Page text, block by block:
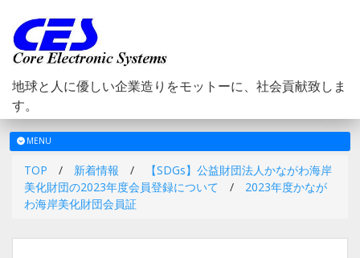
地球と人に優しい企業造りをモットーに、社会貢献致しま
す。
メ
ニ
MENU
TOP / 新着情報 /
【SDGs】公益財団法人かながわ海岸
美化財団の2023年度会員登録について / 2023年度かなが
わ海岸美化財団会員証